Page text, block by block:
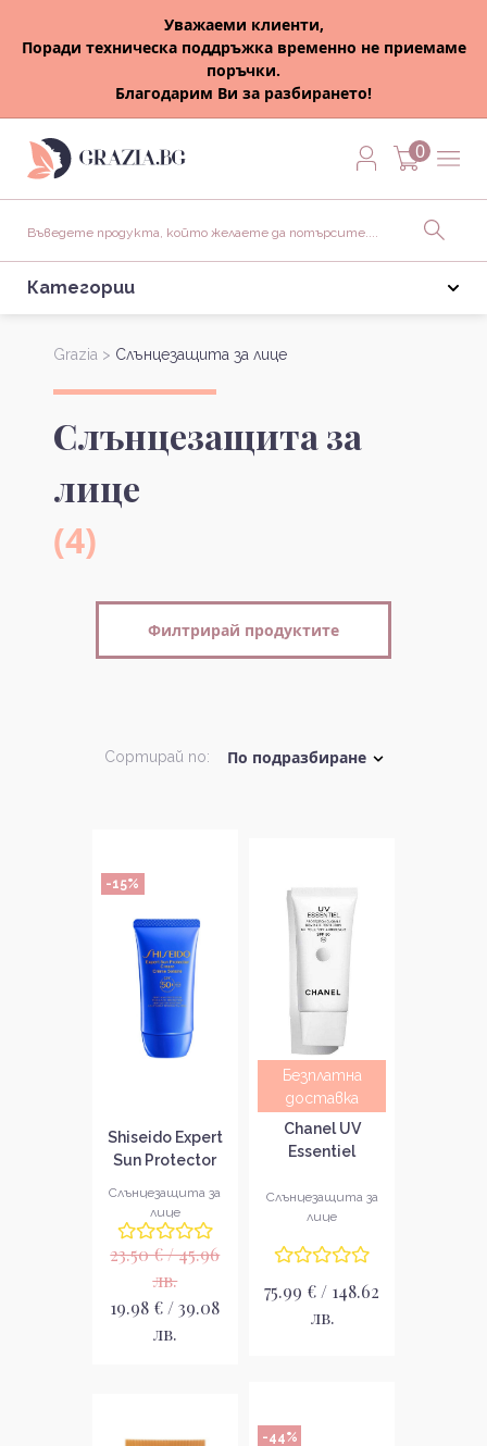
Уважаеми клиенти,
Поради техническа поддръжка временно не приемаме
поръчки.
Благодарим Ви за разбирането!
0
Категории
Grazia > Слънцезащита за лице
Слънцезащита за
лице
(4)
Филтрирай продуктите
Сортирай по:
-15%
Shiseido Expert
Sun Protector
Слънцезащитен
крем за лице
Слънцезащита за
лице
23.50 € / 45.96
лв.
19.98 € / 39.08
лв.
Безплатна
доставка
Chanel UV
Essentiel
Protection SPF
50
Слънцезащитен
гел крем за
лице
Слънцезащита за
лице
75.99 € / 148.62
лв.
-44%